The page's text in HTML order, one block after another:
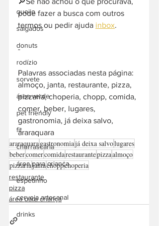
queijo
salgados
donuts
rodízio
sorvete
área verde
pet friendly
fit
churrascaria
área para criança
espetinho
cerveja artesanal
drinks
pode fazer a busca com outros
termos ou pedir ajuda inbox.
-
Palavras associadas nesta página:
almoço, janta, restaurante, pizza,
pizzaria, choperia, chopp, comida,
comer, beber, lugares,
gastronomia, já deixa salvo,
araraquara
araraquaragastronomiajá deixa salvolugares
bebercomercomidarestaurantepizzaalmoço
pizzariajantachoppchoperia
restaurante
pizza
área para criança